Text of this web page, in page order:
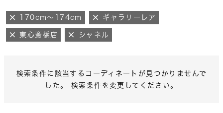
170cm～174cm ギャラリーレア
東心斎橋店 シャネル
検索条件に該当するコーディネートが見つかりませんで
した。 検索条件を変更してください。